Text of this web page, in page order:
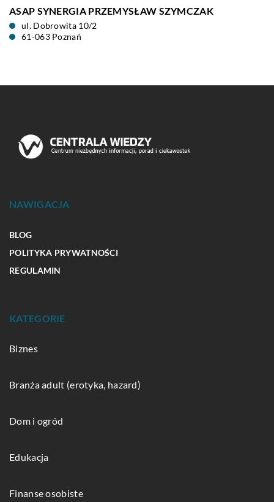
ASAP SYNERGIA PRZEMYSŁAW SZYMCZAK
ul. Dobrowita 10/2
61-063 Poznań
NAWIGACJA
BLOG
POLITYKA PRYWATNOŚCI
REGULAMIN
KATEGORIE
Biznes
Branża adult (erotyka, hazard)
Dom i ogród
Edukacja
Finanse osobiste